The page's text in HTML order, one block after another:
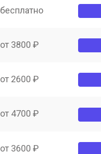
бесплатно
от 3800 ₽
от 2600 ₽
от 4700 ₽
от 3600 ₽